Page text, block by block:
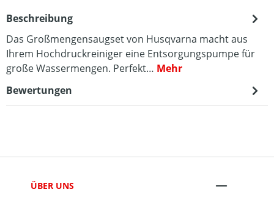
Beschreibung
Das Großmengensaugset von Husqvarna macht aus
Ihrem Hochdruckreiniger eine Entsorgungspumpe für
große Wassermengen. Perfekt… Mehr
Bewertungen
ÜBER UNS